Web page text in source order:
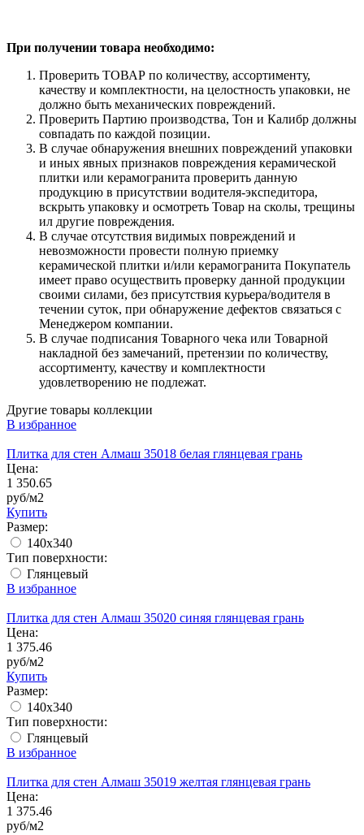
При получении товара необходимо:
Проверить ТОВАР по количеству, ассортименту,
качеству и комплектности, на целостность упаковки, не
должно быть механических повреждений.
Проверить Партию производства, Тон и Калибр должны
совпадать по каждой позиции.
В случае обнаружения внешних повреждений упаковки
и иных явных признаков повреждения керамической
плитки или керамогранита проверить данную
продукцию в присутствии водителя-экспедитора,
вскрыть упаковку и осмотреть Товар на сколы, трещины
ил другие повреждения.
В случае отсутствия видимых повреждений и
невозможности провести полную приемку
керамической плитки и/или керамогранита Покупатель
имеет право осуществить проверку данной продукции
своими силами, без присутствия курьера/водителя в
течении суток, при обнаружение дефектов связаться с
Менеджером компании.
В случае подписания Товарного чека или Товарной
накладной без замечаний, претензии по количеству,
ассортименту, качеству и комплектности
удовлетворению не подлежат.
Другие товары коллекции
В избранное
Плитка для стен Алмаш 35018 белая глянцевая грань
Цена:
1 350.65
руб/м2
Купить
Размер:
140x340
Тип поверхности:
Глянцевый
В избранное
Плитка для стен Алмаш 35020 синяя глянцевая грань
Цена:
1 375.46
руб/м2
Купить
Размер:
140x340
Тип поверхности:
Глянцевый
В избранное
Плитка для стен Алмаш 35019 желтая глянцевая грань
Цена:
1 375.46
руб/м2